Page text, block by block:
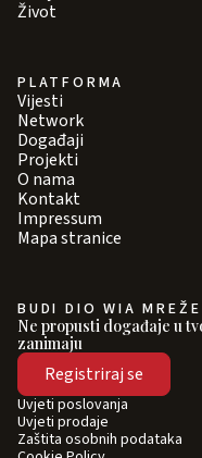
Život
PLATFORMA
Vijesti
Network
Događaji
Projekti
O nama
Kontakt
Impressum
Mapa stranice
BUDI DIO WIA MREŽE
Ne propusti događaje u
zanimaju
Registriraj se
Uvjeti poslovanja
Uvjeti prodaje
Zaštita osobnih podataka